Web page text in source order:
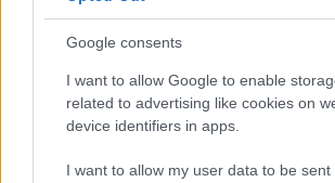
Google consents
I want to allow Google to enable
related to advertising like cookies on
device identifiers in apps.
I want to allow my user data to be sent